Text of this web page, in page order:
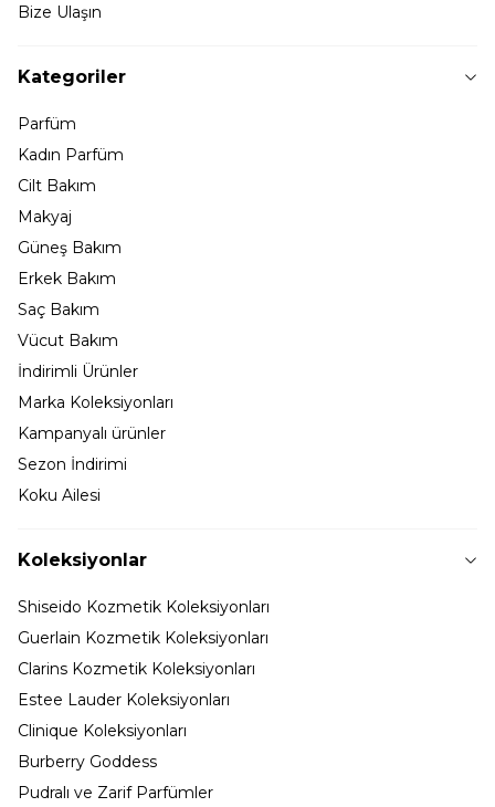
Bize Ulaşın
Kategoriler
Parfüm
Kadın Parfüm
Cilt Bakım
Makyaj
Güneş Bakım
Erkek Bakım
Saç Bakım
Vücut Bakım
İndirimli Ürünler
Marka Koleksiyonları
Kampanyalı ürünler
Sezon İndirimi
Koku Ailesi
Koleksiyonlar
Shiseido Kozmetik Koleksiyonları
Guerlain Kozmetik Koleksiyonları
Clarins Kozmetik Koleksiyonları
Estee Lauder Koleksiyonları
Clinique Koleksiyonları
Burberry Goddess
Pudralı ve Zarif Parfümler